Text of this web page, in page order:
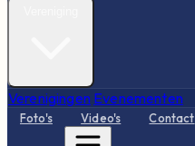
Verenigingen Evenementen
Foto's Video's Contact